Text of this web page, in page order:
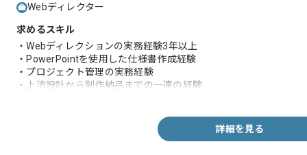
Webディレクター
求めるスキル
・Webディレクションの実務経験3年以上
・PowerPointを使用した仕様書作成経験
・プロジェクト管理の実務経験
・上流設計から制作納品までの一連の経験
詳細を見る